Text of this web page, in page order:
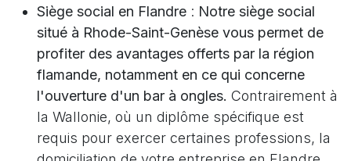
Siège social en Flandre : Notre siège social
situé à Rhode-Saint-Genèse vous permet de
profiter des avantages offerts par la région
flamande, notamment en ce qui concerne
l'ouverture d'un bar à ongles. Contrairement à
la Wallonie, où un diplôme spécifique est
requis pour exercer certaines professions, la